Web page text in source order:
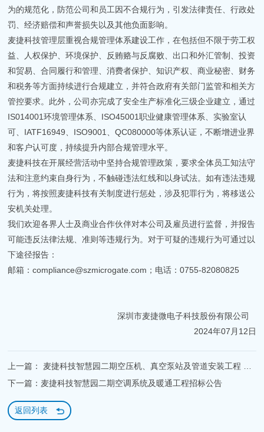
为的规范化，防范公司和员工因不合规行为，引发法律责任、行政处
罚、经济赔偿和声誉损失以及其他负面影响。
麦捷科技管理层重视合规管理体系建设工作，在包括但不限于劳工权
益、人权保护、环境保护、反贿赂与反腐败、出口和外汇管制、投资
和贸易、合同履行和管理、消费者保护、知识产权、商业秘密、财务
和税务等方面持续进行合规建立，并符合政府有关部门监管和相关方
管控要求。此外，公司亦完成了安全生产标准化三级企业建立，通过
IS014001环境管理体系、ISO45001职业健康管理体系、实验室认
可、IATF16949、ISO9001、QC080000等体系认证，不断增进业界
和客户认可度，持续提升内部合规管理水平。
麦捷科技在开展经营活动中坚持合规管理政策，要求全体员工知法守
法和注意约束自身行为，不触碰违法红线和以身试法。如有违法违规
行为，将按照麦捷科技有关制度进行惩处，涉及犯罪行为，将移送公
安机关处理。
我们欢迎各界人士及商业合作伙伴对本公司及雇员进行监督，并报告
可能违反法律法规、准则等违规行为。对于可疑的违规行为可通过以
下途径报告：
邮箱：compliance@szmicrogate.com；电话：0755-82080825
深圳市麦捷微电子科技股份有限公司
2024年07月12日
上一篇： 麦捷科技智慧园二期空压机、真空泵站及管道安装工程 招标公告
下一篇：麦捷科技智慧园二期空调系统及暖通工程招标公告
返回列表